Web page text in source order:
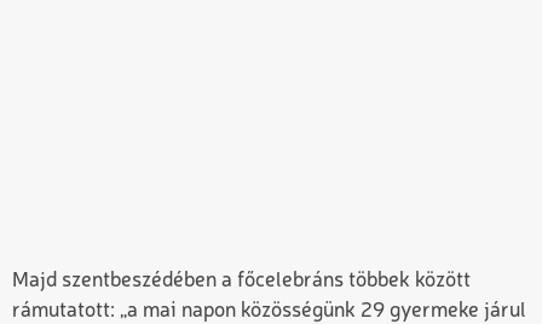
Majd szentbeszédében a főcelebráns többek között
rámutatott: „a mai napon közösségünk 29 gyermeke járul